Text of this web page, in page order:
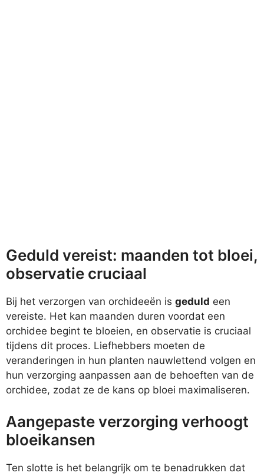
Geduld vereist: maanden tot bloei,
observatie cruciaal
Bij het verzorgen van orchideeën is geduld een
vereiste. Het kan maanden duren voordat een
orchidee begint te bloeien, en observatie is cruciaal
tijdens dit proces. Liefhebbers moeten de
veranderingen in hun planten nauwlettend volgen en
hun verzorging aanpassen aan de behoeften van de
orchidee, zodat ze de kans op bloei maximaliseren.
Aangepaste verzorging verhoogt
bloeikansen
Ten slotte is het belangrijk om te benadrukken dat